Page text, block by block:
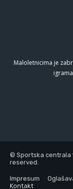
Maloletnicima je
© Sportska centrala
reserved.
Impresum
Kontakt